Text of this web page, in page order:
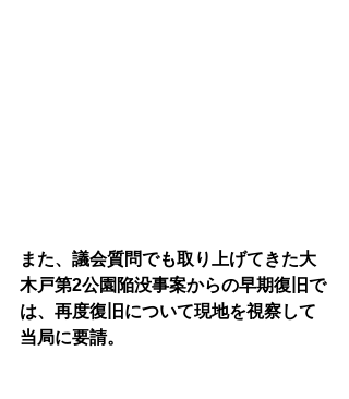
また、議会質問でも取り上げてきた大
木戸第2公園陥没事案からの早期復旧で
は、再度復旧について現地を視察して
当局に要請。